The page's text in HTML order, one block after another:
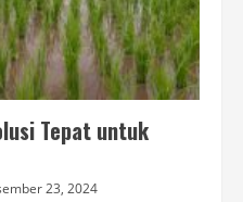
Tepat untuk
23, 2024